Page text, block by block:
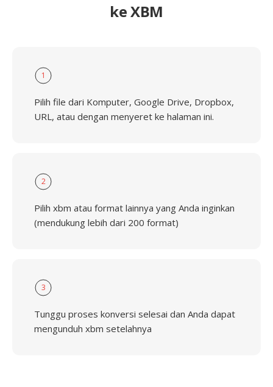
ke XBM
1
Pilih file dari Komputer, Google Drive, Dropbox,
URL, atau dengan menyeret ke halaman ini.
2
Pilih xbm atau format lainnya yang Anda inginkan
(mendukung lebih dari 200 format)
3
Tunggu proses konversi selesai dan Anda dapat
mengunduh xbm setelahnya